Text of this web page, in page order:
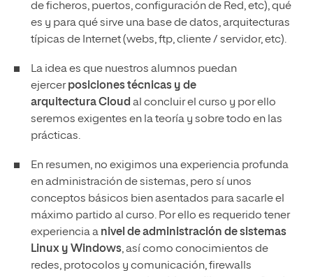
de ficheros, puertos, configuración de Red, etc), qué
es y para qué sirve una base de datos, arquitecturas
típicas de Internet (webs, ftp, cliente / servidor, etc).
La idea es que nuestros alumnos puedan
ejercerposiciones técnicas y de
arquitectura Cloud al concluir el curso y por ello
seremos exigentes en la teoría y sobre todo en las
prácticas.
En resumen, no exigimos una experiencia profunda
en administración de sistemas, pero sí unos
conceptos básicos bien asentados para sacarle el
máximo partido al curso. Por ello es requerido tener
experiencia a nivel de administración de sistemas
Linux y Windows, así como conocimientos de
redes, protocolos y comunicación, firewalls